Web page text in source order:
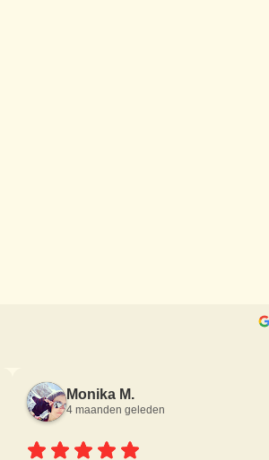
Monika M.
4 maanden geleden